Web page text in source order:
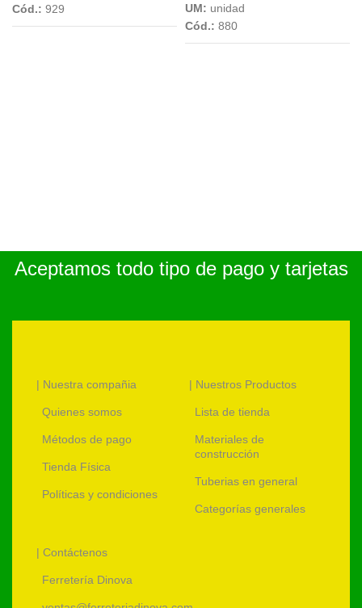
Cód.: 929
UM: unidad
Cód.: 880
Aceptamos todo tipo de pago y tarjetas
| Nuestra compañia
Quienes somos
Métodos de pago
Tienda Física
Políticas y condiciones
| Nuestros Productos
Lista de tienda
Materiales de
construcción
Tuberias en general
Categorías generales
| Contáctenos
Ferretería Dinova